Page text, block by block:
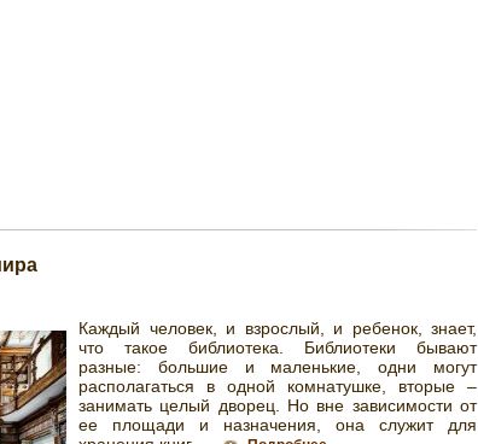
Каждый человек, и взрослый, и ребенок, знает,
что такое библиотека. Библиотеки бывают
разные: большие и маленькие, одни могут
располагаться в одной комнатушке, вторые –
занимать целый дворец. Но вне зависимости от
ее площади и назначения, она служит для